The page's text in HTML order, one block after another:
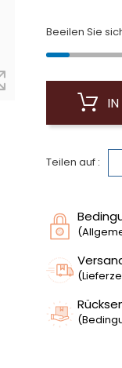
Beeilen Sie
Teilen auf :